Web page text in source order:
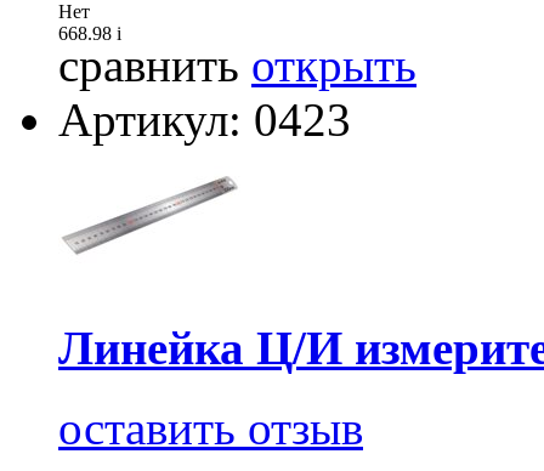
Нет
668.98 i
сравнить открыть
Артикул: 0423
Линейка Ц/И
оставить отзыв